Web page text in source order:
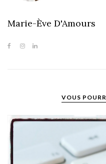
Marie-Ève D'Amours
VOUS